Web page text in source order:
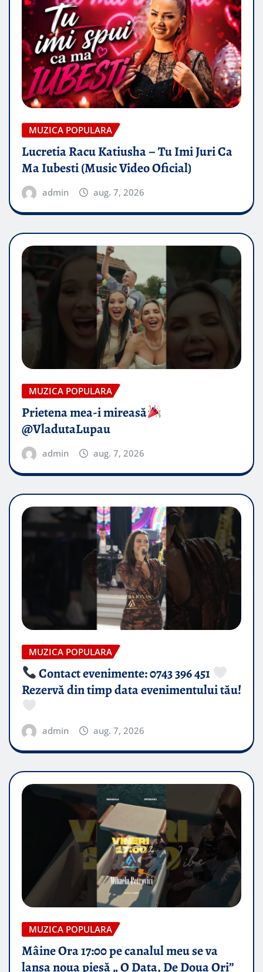
MUZICA POPULARA
Lucretia Racu Katiusha – Tu Imi Juri Ca
Ma Iubesti (Music Video Oficial)
admin aug. 7, 2026
MUZICA POPULARA
Prietena mea-i mireasă​
@VladutaLupau
admin aug. 7, 2026
MUZICA POPULARA
Contact evenimente: 0743 396 451
Rezervă din timp data evenimentului tău!
admin aug. 7, 2026
MUZICA POPULARA
Mâine Ora 17:00 pe canalul meu se va
lansa noua piesă „ O Data, De Doua Ori”